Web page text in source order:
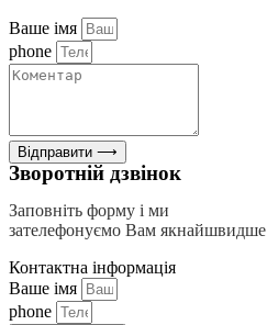
Ваше імя
phone
Відправити ⟶
Зворотній дзвінок
Заповніть форму і ми
зателефонуємо Вам якнайшвидше
Контактна інформація
Ваше імя
phone